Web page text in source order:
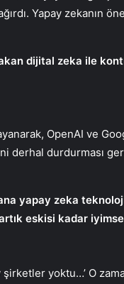
Yapay zekanın
dijital zeka ile
OpenAI ve
derhal durdurması
yapay zeka
eskisi kadar
şirketler yoktu…’ O